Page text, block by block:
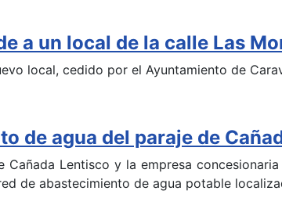
a un local de la calle Las
local, cedido por el Ayuntamiento de
de agua del paraje de
Lentisco y la empresa
de abastecimiento de agua potable